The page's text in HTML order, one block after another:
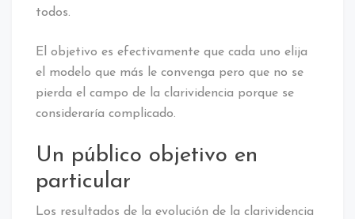
todos.
El objetivo es efectivamente que cada uno elija
el modelo que más le convenga pero que no se
pierda el campo de la clarividencia porque se
consideraría complicado.
Un público objetivo en
particular
Los resultados de la evolución de la clarividencia